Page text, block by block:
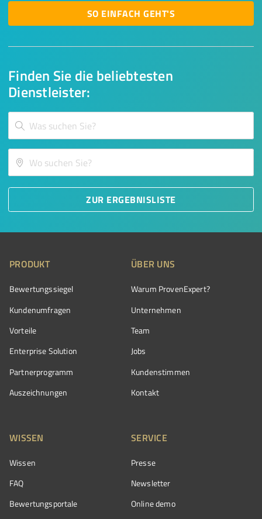
Finden Sie die beliebtesten
Dienstleister:
ZUR ERGEBNISLISTE
SO EINFACH GEHT'S
PRODUKT
Bewertungssiegel
Kundenumfragen
Vorteile
Enterprise Solution
Partnerprogramm
Auszeichnungen
ÜBER UNS
Warum ProvenExpert?
Unternehmen
Team
Jobs
Kundenstimmen
Kontakt
WISSEN
Wissen
FAQ
Bewertungsportale
SERVICE
Presse
Newsletter
Online demo